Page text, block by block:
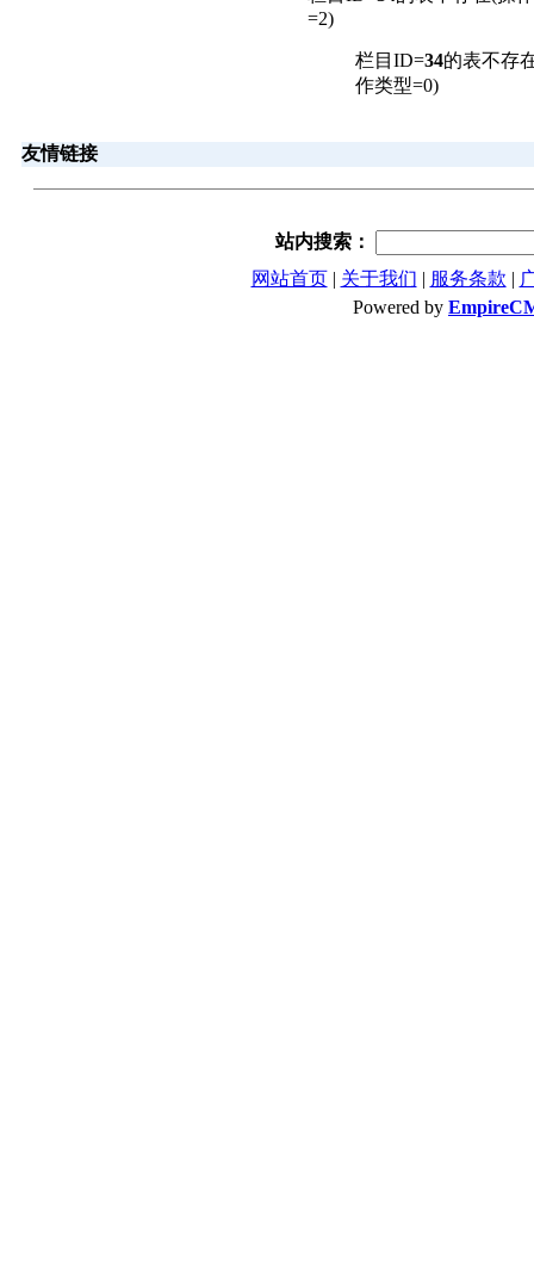
=2)
栏目ID=34的表不存
作类型=0)
友情链接
站内搜索：
网站首页| 关于我们 | 服务条款 |
Powered by